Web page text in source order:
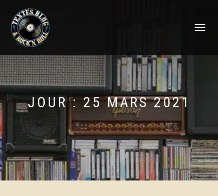
DÉPLIER
JOUR :25 MARS 2021